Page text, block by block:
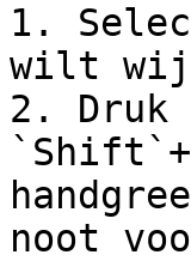
1.
wilt
2. Druk
noot